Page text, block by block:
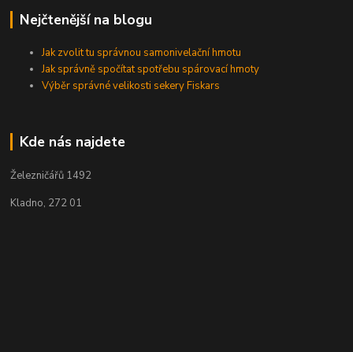
Nejčtenější na blogu
Jak zvolit tu správnou samonivelační hmotu
Jak správně spočítat spotřebu spárovací hmoty
Výběr správné velikosti sekery Fiskars
Kde nás najdete
Železničářů 1492
Kladno, 272 01